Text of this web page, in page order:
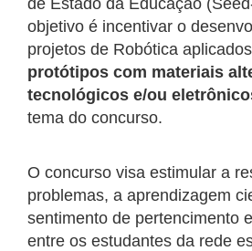
de Estado da Educação
objetivo é incentivar o
projetos de Robótica
protótipos com materiais
tecnológicos e/ou
tema do concurso.
O concurso visa estimular a
problemas, a aprendizagem
sentimento de pertencimento
entre os estudantes da rede